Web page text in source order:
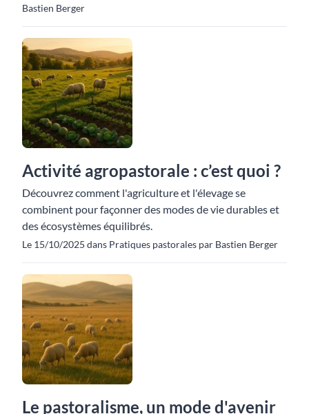
Bastien Berger
Activité agropastorale : c’est quoi ?
Découvrez comment l'agriculture et l'élevage se
combinent pour façonner des modes de vie durables et
des écosystèmes équilibrés.
Le 15/10/2025 dans Pratiques pastorales par Bastien Berger
Le pastoralisme, un mode d'avenir